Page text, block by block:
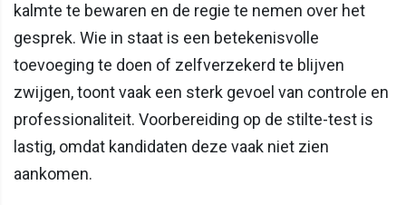
kalmte te bewaren en de regie te nemen over het
gesprek. Wie in staat is een betekenisvolle
toevoeging te doen of zelfverzekerd te blijven
zwijgen, toont vaak een sterk gevoel van controle en
professionaliteit. Voorbereiding op de stilte-test is
lastig, omdat kandidaten deze vaak niet zien
aankomen.